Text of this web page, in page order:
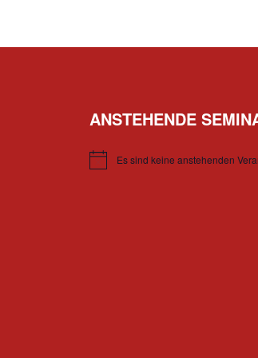
ANSTEHENDE
HinweisEs sind keine anstehenden